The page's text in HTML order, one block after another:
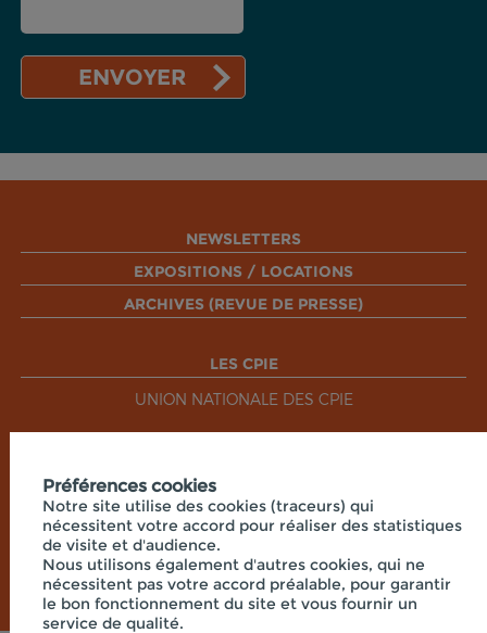
NEWSLETTERS
EXPOSITIONS / LOCATIONS
ARCHIVES (REVUE DE PRESSE)
LES CPIE
UNION NATIONALE DES CPIE
RÉSEAUX SOCIAUX
Préférences cookies
Notre site utilise des cookies (traceurs) qui
nécessitent votre accord pour réaliser des statistiques
de visite et d'audience.
Nous utilisons également d'autres cookies, qui ne
nécessitent pas votre accord préalable, pour garantir
le bon fonctionnement du site et vous fournir un
service de qualité.